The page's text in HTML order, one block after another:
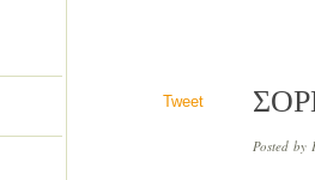
Posted
Tweet